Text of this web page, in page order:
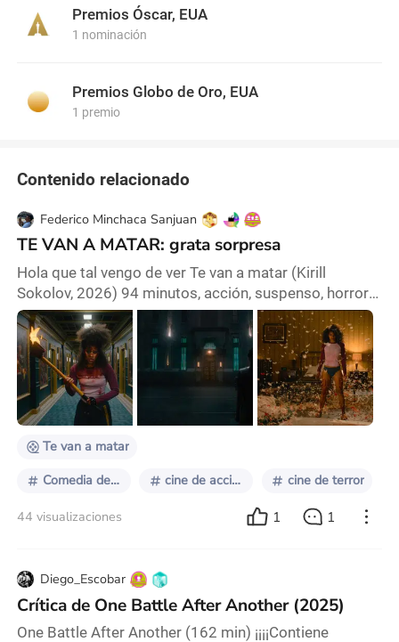
Premios Óscar, EUA
1 nominación
Premios Globo de Oro, EUA
1 premio
Contenido relacionado
Federico Minchaca Sanjuan
TE VAN A MATAR: grata sorpresa
Hola que tal vengo de ver Te van a matar (Kirill
Sokolov, 2026) 94 minutos, acción, suspenso, horror y
hasta comedia con gore. En resumidas cuentas, una
chica se infiltra en un culto diabólico para rescatar a
su hermana. Es una película super-entretenida,
digamos que es como una sátira llena de acción y
violencia con gore cuando es necesario, le hace unos
guiños bastante notorios al cine clásico d
Te van a matar
Comedia de acción cine de accion cine de terror
44 visualizaciones 1 1
Diego_Escobar
Crítica de One Battle After Another (2025)
One Battle After Another (162 min) ¡¡¡¡Contiene